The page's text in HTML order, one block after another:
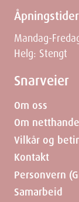
Mandag-
Helg: Stengt
Snarveier
Om oss
Om
Vilkår og
Kontakt
Personvern
Samarbeid